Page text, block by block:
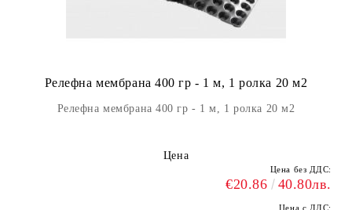
Релефна мембрана 400 гр - 1 м, 1 ролка 20 м2
Релефна мембрана 400 гр - 1 м, 1 ролка 20 м2
Цена
Цена без ДДС:
€20.86 40.80лв.
Цена с ДДС: